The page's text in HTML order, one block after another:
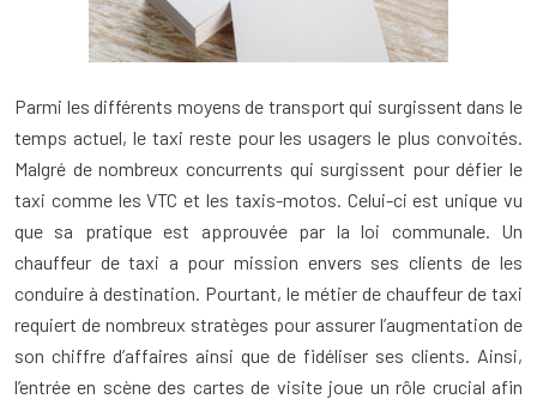
Parmi les différents moyens de transport qui surgissent dans le
temps actuel, le taxi reste pour les usagers le plus convoités.
Malgré de nombreux concurrents qui surgissent pour défier le
taxi comme les VTC et les taxis-motos. Celui-ci est unique vu
que sa pratique est approuvée par la loi communale. Un
chauffeur de taxi a pour mission envers ses clients de les
conduire à destination. Pourtant, le métier de chauffeur de taxi
requiert de nombreux stratèges pour assurer l’augmentation de
son chiffre d’affaires ainsi que de fidéliser ses clients. Ainsi,
l’entrée en scène des cartes de visite joue un rôle crucial afin